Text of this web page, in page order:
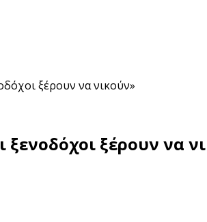
ξέρουν να νικούν»
ξενοδόχοι ξέρουν να